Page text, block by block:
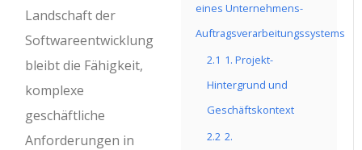
eines Unternehmens-
Auftragsverarbeitungssystems
2.1 1. Projekt-
Hintergrund und
Geschäftskontext
2.2 2.
Landschaft der
Softwareentwicklung
bleibt die Fähigkeit,
komplexe
geschäftliche
Anforderungen in